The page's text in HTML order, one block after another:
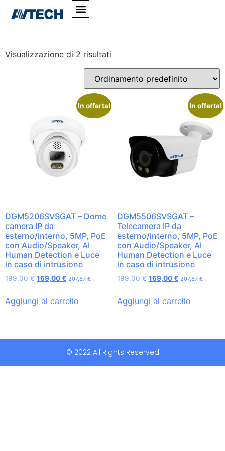
#TelecamereConAllarme
Visualizzazione di 2 risultati
In offerta!
DGM5206SVSGAT – Dome
camera IP da
esterno/interno, 5MP, PoE
con Audio/Speaker, AI
Human Detection e Luce
in caso di intrusione
199,00€ 169,00€ 207,87 €
Aggiungi al carrello
In offerta!
DGM5506SVSGAT –
Telecamera IP da
esterno/interno, 5MP, PoE
con Audio/Speaker, AI
Human Detection e Luce
in caso di intrusione
199,00€ 169,00€ 207,87 €
Aggiungi al carrello
© 2022 All Rights Reserved